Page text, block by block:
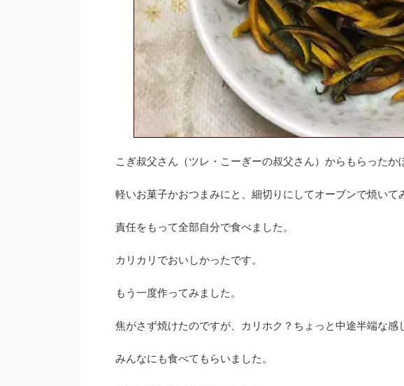
こぎ叔父さん（ツレ・こーぎーの叔父さん）からもらったか
軽いお菓子かおつまみにと、細切りにしてオーブンで焼いて
責任をもって全部自分で食べました。
カリカリでおいしかったです。
もう一度作ってみました。
焦がさず焼けたのですが、カリホク？ちょっと中途半端な感
みんなにも食べてもらいました。